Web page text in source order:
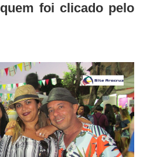
quem foi clicado pelo